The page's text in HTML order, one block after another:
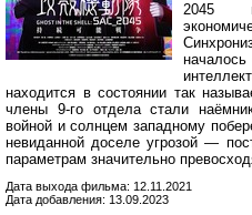
2045
началось
находится в состоянии так
члены 9-го отдела стали
войной и солнцем западному
невиданной доселе угрозой —
параметрам значительно
Дата выхода фильма: 12.11.2021
Дата добавления: 13.09.2023